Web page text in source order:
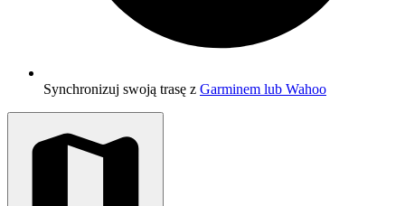
Synchronizuj swoją trasę z Garminem lub Wahoo